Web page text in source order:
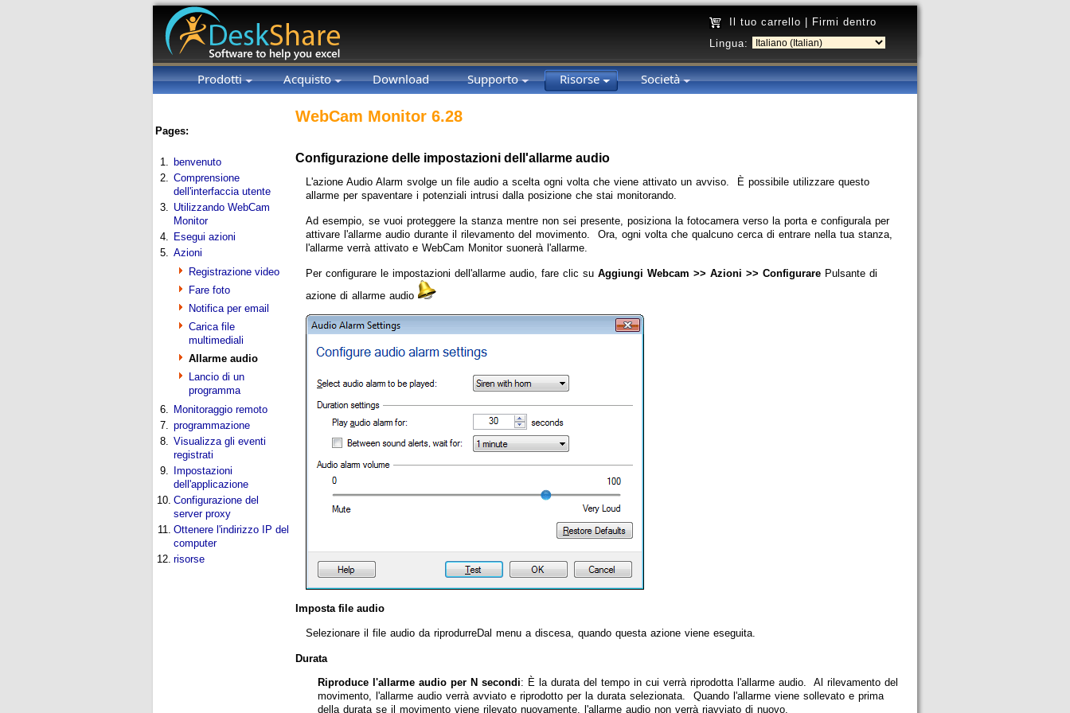
Il tuo carrello
Firmi dentro
Lingua:
Prodotti Acquisto Download Supporto Risorse Società
Pages:
1. benvenuto
2. Comprensione
dell'interfaccia utente
3. Utilizzando WebCam
Monitor
4. Esegui azioni
5. Azioni
Registrazione video
Fare foto
Notifica per email
Carica file
multimediali
Allarme audio
Lancio di un
programma
6. Monitoraggio remoto
7. programmazione
8. Visualizza gli eventi
registrati
9.
Impostazioni
dell'applicazione
10. Configurazione del
server proxy
11. Ottenere l'indirizzo IP del
computer
12. risorse
WebCam Monitor 6.28
Configurazione delle impostazioni dell'allarme audio
L'azione Audio Alarm svolge un file audio a scelta ogni volta che viene attivato un avviso. È possibile utilizzare questo
allarme per spaventare i potenziali intrusi dalla posizione che stai monitorando.
Ad esempio, se vuoi proteggere la stanza mentre non sei presente, posiziona la fotocamera verso la porta e configurala per
attivare l'allarme audio durante il rilevamento del movimento. Ora, ogni volta che qualcuno cerca di entrare nella tua stanza,
l'allarme verrà attivato e WebCam Monitor suonerà l'allarme.
Per configurare le impostazioni dell'allarme audio, fare clic su Aggiungi Webcam >> Azioni >> Configurare Pulsante di
azione di allarme audio
Imposta file audio
Selezionare il file audio da riprodurreDal menu a discesa, quando questa azione viene eseguita.
Durata
Riproduce l'allarme audio per N secondi: È la durata del tempo in cui verrà riprodotta l'allarme audio. Al rilevamento del
movimento, l'allarme audio verrà avviato e riprodotto per la durata selezionata. Quando l'allarme viene sollevato e prima
della durata se il movimento viene rilevato nuovamente, l'allarme audio non verrà riavviato di nuovo.